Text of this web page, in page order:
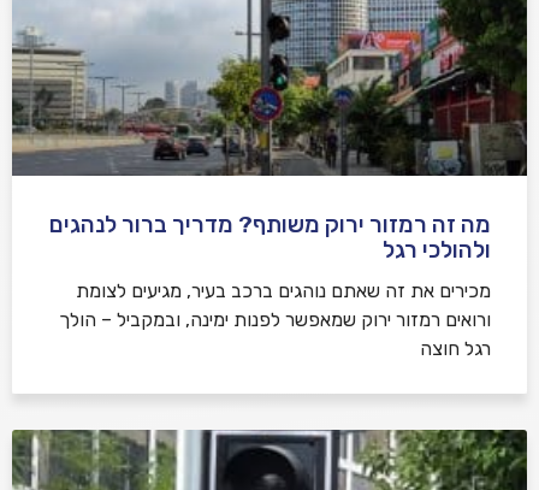
מה זה רמזור ירוק משותף? מדריך ברור לנהגים
ולהולכי רגל
מכירים את זה שאתם נוהגים ברכב בעיר, מגיעים לצומת
ורואים רמזור ירוק שמאפשר לפנות ימינה, ובמקביל – הולך
רגל חוצה